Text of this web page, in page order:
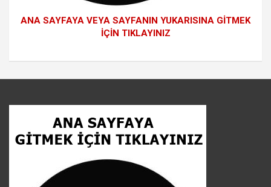
ANA SAYFAYA VEYA SAYFANIN YUKARISINA GİTMEK
İÇİN TIKLAYINIZ